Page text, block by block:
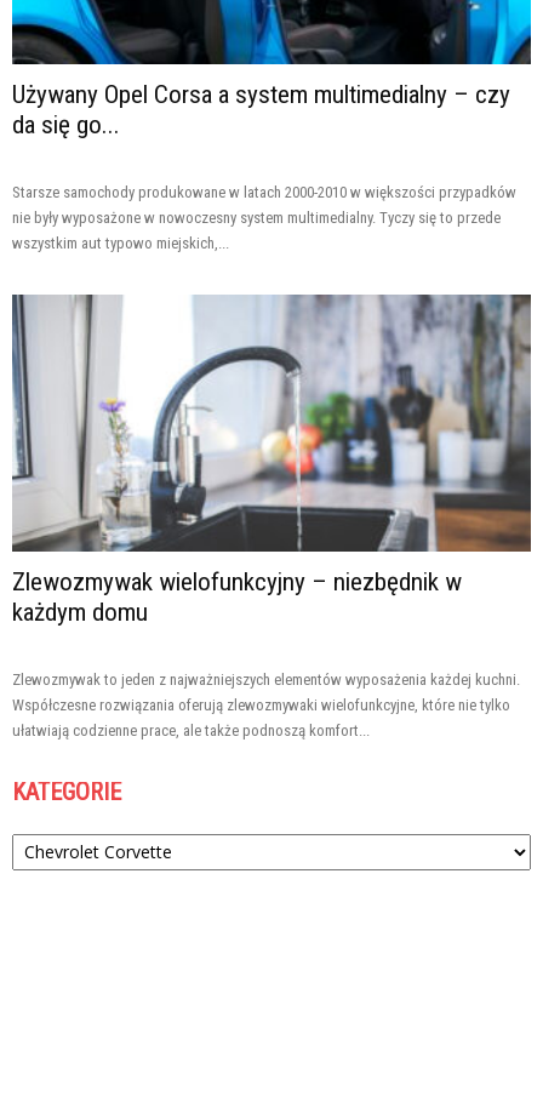
Używany Opel Corsa a system multimedialny – czy
da się go...
Starsze samochody produkowane w latach 2000-2010 w większości przypadków
nie były wyposażone w nowoczesny system multimedialny. Tyczy się to przede
wszystkim aut typowo miejskich,...
Zlewozmywak wielofunkcyjny – niezbędnik w
każdym domu
Zlewozmywak to jeden z najważniejszych elementów wyposażenia każdej kuchni.
Współczesne rozwiązania oferują zlewozmywaki wielofunkcyjne, które nie tylko
ułatwiają codzienne prace, ale także podnoszą komfort...
KATEGORIE
Kategorie